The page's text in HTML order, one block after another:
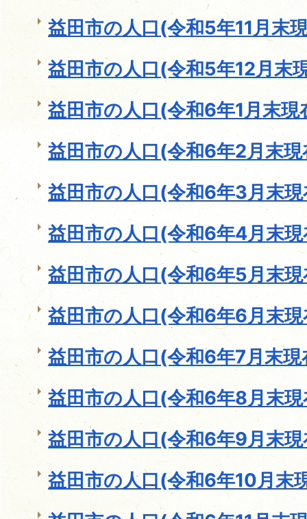
益田市の人口(令和5年11月末
益田市の人口(令和5年12月末
益田市の人口(令和6年1月末現
益田市の人口(令和6年2月末
益田市の人口(令和6年3月末
益田市の人口(令和6年4月末
益田市の人口(令和6年5月末
益田市の人口(令和6年6月末
益田市の人口(令和6年7月末現
益田市の人口(令和6年8月末
益田市の人口(令和6年9月末
益田市の人口(令和6年10月末